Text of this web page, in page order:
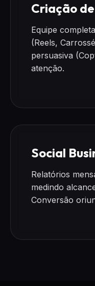
Criação
Equipe
(Reels,
persuasiva
atenção.
Social
Relatórios
medindo
Conversão